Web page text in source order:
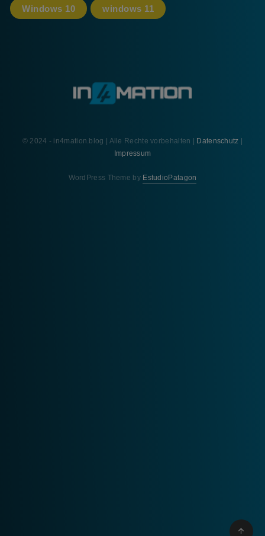
Windows 10 windows 11
© 2024 - in4mation.blog | Alle Rechte vorbehalten | Datenschutz
Impressum
WordPress Theme by EstudioPatagon